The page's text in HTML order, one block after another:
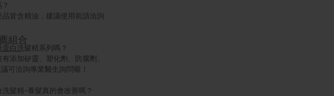
組合
皆含精油，建議使用前請洽詢
白洗髮精系列嗎？
添加矽靈、塑化劑、防腐劑、
可洽詢專業醫生詢問喔！
髮精-養髮真的會改善嗎？